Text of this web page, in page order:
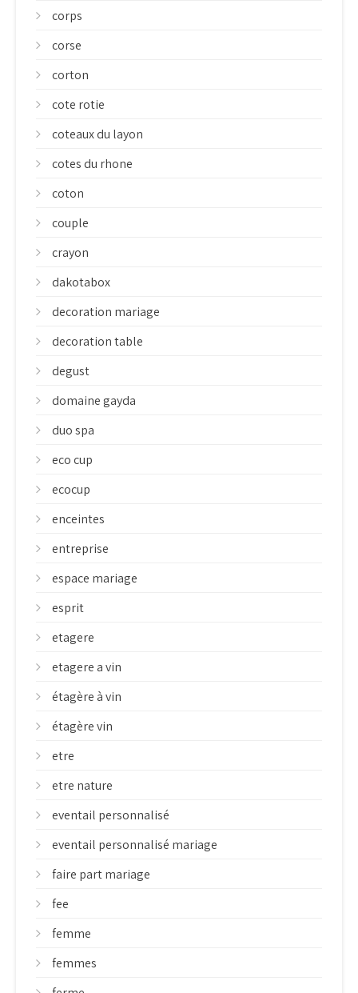
corps
corse
corton
cote rotie
coteaux du layon
cotes du rhone
coton
couple
crayon
dakotabox
decoration mariage
decoration table
degust
domaine gayda
duo spa
eco cup
ecocup
enceintes
entreprise
espace mariage
esprit
etagere
etagere a vin
étagère à vin
étagère vin
etre
etre nature
eventail personnalisé
eventail personnalisé mariage
faire part mariage
fee
femme
femmes